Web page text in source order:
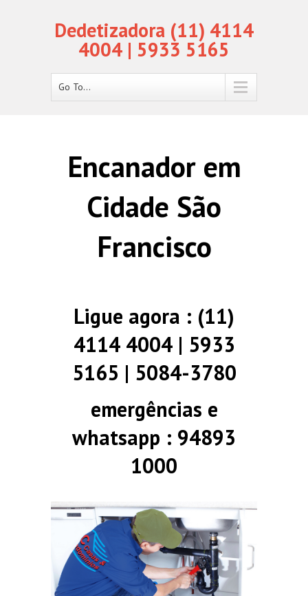
Dedetizadora (11) 4114
4004 | 5933 5165
Go To...
Encanador em
Cidade São
Francisco
Ligue agora : (11)
4114 4004 | 5933
5165 | 5084-3780
emergências e
whatsapp : 94893
1000